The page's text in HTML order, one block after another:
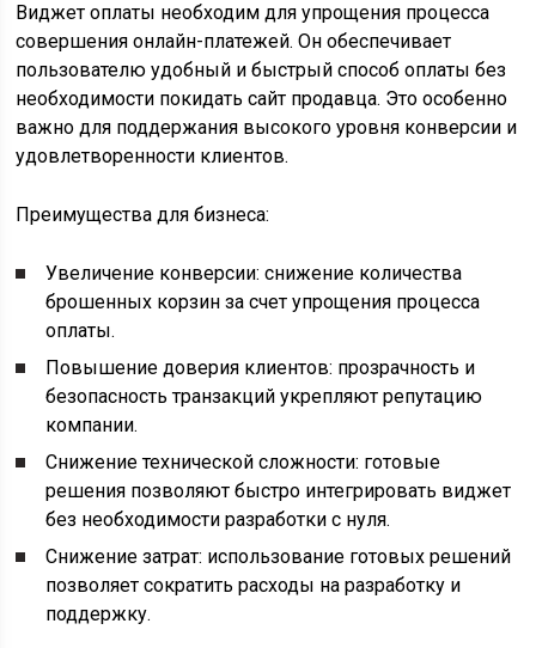
Виджет оплаты необходим для упрощения процесса
совершения онлайн-платежей. Он обеспечивает
пользователю удобный и быстрый способ оплаты без
необходимости покидать сайт продавца. Это особенно
важно для поддержания высокого уровня конверсии и
удовлетворенности клиентов.
Преимущества для бизнеса:
Увеличение конверсии: снижение количества
брошенных корзин за счет упрощения процесса
оплаты.
Повышение доверия клиентов: прозрачность и
безопасность транзакций укрепляют репутацию
компании.
Снижение технической сложности: готовые
решения позволяют быстро интегрировать виджет
без необходимости разработки с нуля.
Снижение затрат: использование готовых решений
позволяет сократить расходы на разработку и
поддержку.